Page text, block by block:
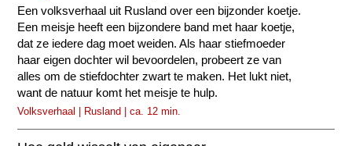
Een volksverhaal uit Rusland over een bijzonder koetje.
Een meisje heeft een bijzondere band met haar koetje,
dat ze iedere dag moet weiden. Als haar stiefmoeder
haar eigen dochter wil bevoordelen, probeert ze van
alles om de stiefdochter zwart te maken. Het lukt niet,
want de natuur komt het meisje te hulp.
Volksverhaal | Rusland | ca. 12 min.